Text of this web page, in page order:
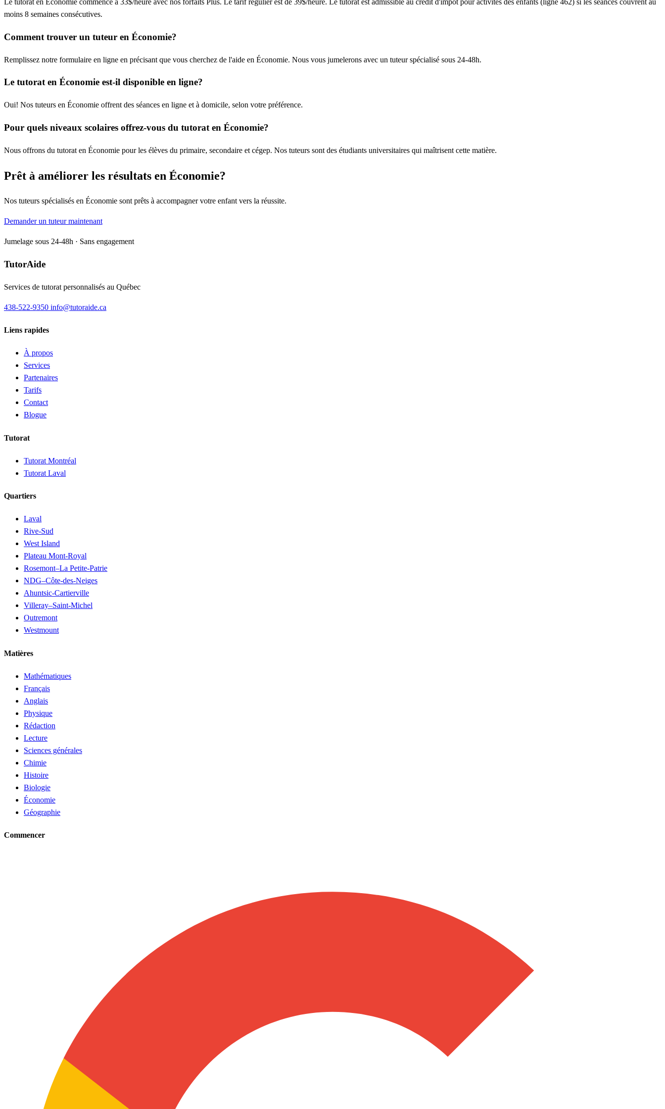
Le tutorat en Économie commence à 33$/heure avec nos forfaits Plus. Le tarif régulier est de 39$/heure. Le tutorat est admissible au crédit d'impôt pour activités des enfants (ligne 462) si les séances couvrent au
moins 8 semaines consécutives.
Comment trouver un tuteur en Économie?
Remplissez notre formulaire en ligne en précisant que vous cherchez de l'aide en Économie. Nous vous jumelerons avec un tuteur spécialisé sous 24-48h.
Le tutorat en Économie est-il disponible en ligne?
Oui! Nos tuteurs en Économie offrent des séances en ligne et à domicile, selon votre préférence.
Pour quels niveaux scolaires offrez-vous du tutorat en Économie?
Nous offrons du tutorat en Économie pour les élèves du primaire, secondaire et cégep. Nos tuteurs sont des étudiants universitaires qui maîtrisent cette matière.
Prêt à améliorer les résultats en Économie?
Nos tuteurs spécialisés en Économie sont prêts à accompagner votre enfant vers la réussite.
Demander un tuteur maintenant
Jumelage sous 24-48h · Sans engagement
TutorAide
Services de tutorat personnalisés au Québec
438-522-9350 info@tutoraide.ca
Liens rapides
À propos
Services
Partenaires
Tarifs
Contact
Blogue
Tutorat
Tutorat Montréal
Tutorat Laval
Quartiers
Laval
Rive-Sud
West Island
Plateau Mont-Royal
Rosemont–La Petite-Patrie
NDG–Côte-des-Neiges
Ahuntsic-Cartierville
Villeray–Saint-Michel
Outremont
Westmount
Matières
Mathématiques
Français
Anglais
Physique
Rédaction
Lecture
Sciences générales
Chimie
Histoire
Biologie
Économie
Géographie
Commencer